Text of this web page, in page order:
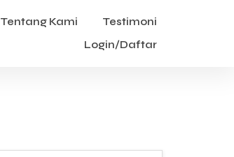
Tentang Kami
Testimoni
Login/Daftar